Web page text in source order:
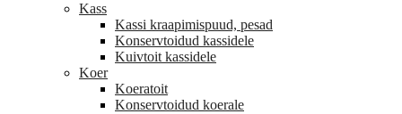
Kass
Kassi kraapimispuud, pesad
Konservtoidud kassidele
Kuivtoit kassidele
Koer
Koeratoit
Konservtoidud koerale